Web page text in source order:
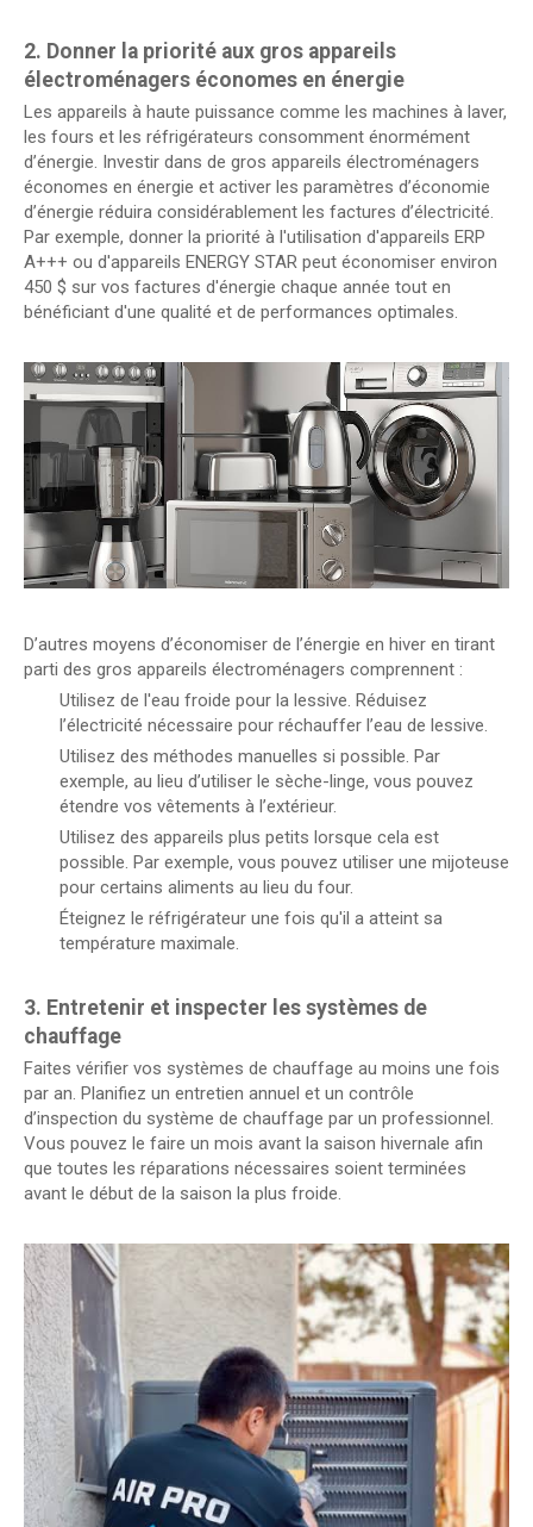
2. Donner la priorité aux gros appareils
électroménagers économes en énergie
Les appareils à haute puissance comme les machines à laver,
les fours et les réfrigérateurs consomment énormément
d’énergie. Investir dans de gros appareils électroménagers
économes en énergie et activer les paramètres d’économie
d’énergie réduira considérablement les factures d’électricité.
Par exemple, donner la priorité à l'utilisation d'appareils ERP
A+++ ou d'appareils ENERGY STAR peut économiser environ
450 $ sur vos factures d'énergie chaque année tout en
bénéficiant d'une qualité et de performances optimales.
D’autres moyens d’économiser de l’énergie en hiver en tirant
parti des gros appareils électroménagers comprennent :
Utilisez de l'eau froide pour la lessive. Réduisez
l’électricité nécessaire pour réchauffer l’eau de lessive.
Utilisez des méthodes manuelles si possible. Par
exemple, au lieu d’utiliser le sèche-linge, vous pouvez
étendre vos vêtements à l’extérieur.
Utilisez des appareils plus petits lorsque cela est
possible. Par exemple, vous pouvez utiliser une mijoteuse
pour certains aliments au lieu du four.
Éteignez le réfrigérateur une fois qu'il a atteint sa
température maximale.
3. Entretenir et inspecter les systèmes de
chauffage
Faites vérifier vos systèmes de chauffage au moins une fois
par an. Planifiez un entretien annuel et un contrôle
d’inspection du système de chauffage par un professionnel.
Vous pouvez le faire un mois avant la saison hivernale afin
que toutes les réparations nécessaires soient terminées
avant le début de la saison la plus froide.